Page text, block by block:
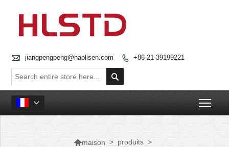
 jiangpengpeng@haolisen.com  +86-21-39199221


maison > produits >